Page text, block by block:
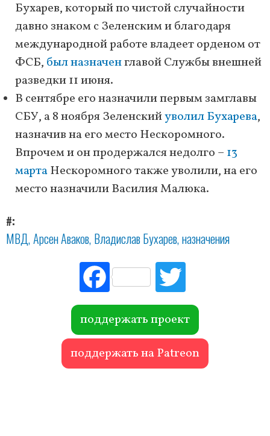
Бухарев, который по чистой случайности
давно знаком с Зеленским и благодаря
международной работе владеет орденом от
ФСБ, был назначенглавой Службы внешней
разведки 11 июня.
В сентябре его назначили первым замглавы
СБУ, а 8 ноября Зеленскийуволил Бухарева,
назначив на его место Нескоромного.
Впрочем и он продержался недолго – 13
мартаНескоромного также уволили, на его
место назначили Василия Малюка.
#
МВД Арсен Аваков Владислав Бухарев назначения
Fac
ebo
ok r
поддержать проект
поддержать на Patreon